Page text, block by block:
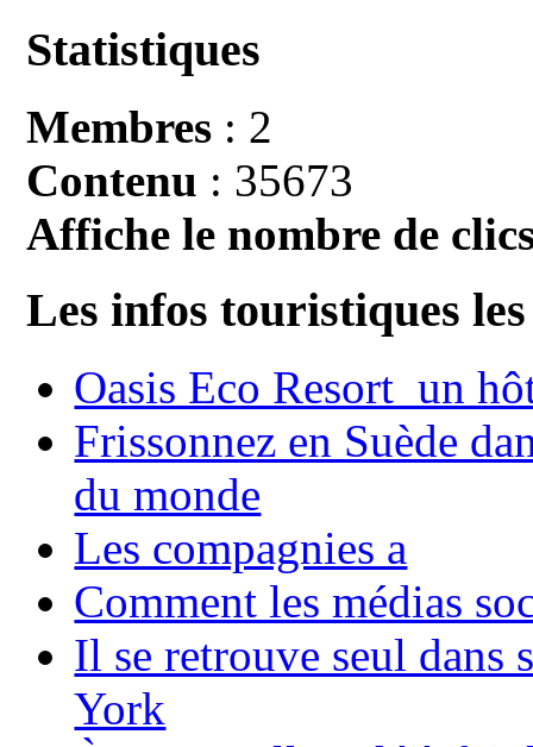
Statistiques
Membres : 2
Contenu : 35673
Affiche le nombre de
Les infos touristiques
Oasis Eco Resort un
Frissonnez en Suède
du monde
Les compagnies a
Comment les médias
Il se retrouve seul dans
York